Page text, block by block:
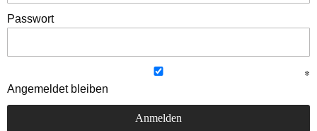
Passwort
Angemeldet bleiben